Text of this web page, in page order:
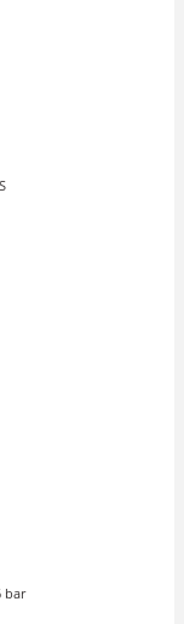
bar